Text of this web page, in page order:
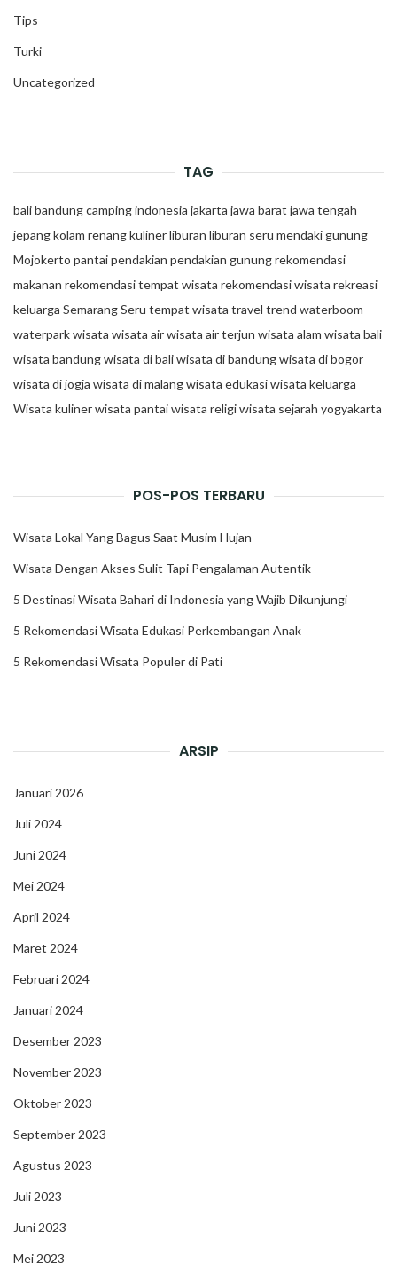
Tips
Turki
Uncategorized
TAG
balibandungcampingindonesia jakarta jawa barat jawa tengah
jepangkolam renangkulinerliburan liburan seru mendaki gunung
Mojokerto pantaipendakian pendakian gunungrekomendasi
makanan rekomendasi tempat wisata rekomendasi wisata rekreasi
keluarga SemarangSeru tempat wisata travel trend waterboom
waterparkwisata wisata airwisata air terjun wisata alam wisata bali
wisata bandungwisata di baliwisata di bandungwisata di bogor
wisata di jogja wisata di malangwisata edukasiwisata keluarga
Wisata kulinerwisata pantaiwisata religiwisata sejarah yogyakarta
POS-POS TERBARU
Wisata Lokal Yang Bagus Saat Musim Hujan
Wisata Dengan Akses Sulit Tapi Pengalaman Autentik
5 Destinasi Wisata Bahari di Indonesia yang Wajib Dikunjungi
5 Rekomendasi Wisata Edukasi Perkembangan Anak
5 Rekomendasi Wisata Populer di Pati
ARSIP
Januari 2026
Juli 2024
Juni 2024
Mei 2024
April 2024
Maret 2024
Februari 2024
Januari 2024
Desember 2023
November 2023
Oktober 2023
September 2023
Agustus 2023
Juli 2023
Juni 2023
Mei 2023